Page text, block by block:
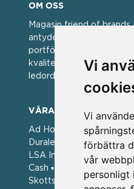
Vi
Vi
förbättra
vår
personligt
OM OSS
Magasin friend of
antyder; en vän av
portfölj med välkända
kvalitet. För oss har
ledorden och som styrt
VÅRA VARUMÄRKEN
Ad Hoc ▪ Bialetti ▪ Cole &
Duralex ▪ Forged ▪ G3
LSA International ▪
Cash ▪ Pintinox ▪ Plate-it
Skottsberg ▪